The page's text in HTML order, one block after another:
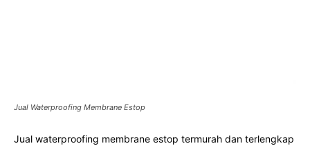
Jual Waterproofing Membrane Estop
Jual waterproofing membrane estop termurah dan terlengkap